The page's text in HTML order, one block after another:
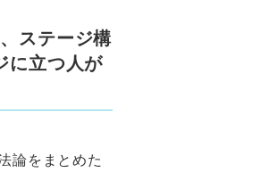
ステージ構
に立つ人が
論をまとめた